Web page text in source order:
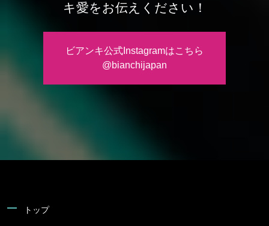
キ愛をお伝えください！
ビアンキ公式Instagramはこちら
@bianchijapan
トップ